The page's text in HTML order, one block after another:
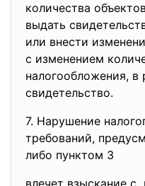
количества
выдать
или внести
с изменением
налогообложения, в
свидетельство.
7. Нарушение
требований,
либо пунктом 3
влечет взыскание с